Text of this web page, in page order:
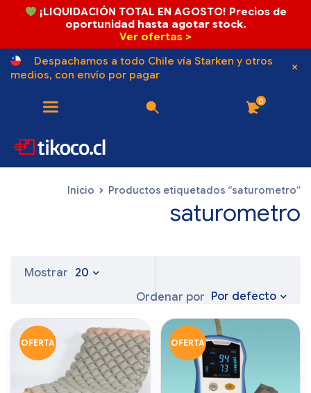
¡LIQUIDACIÓN TOTAL EN AGOSTO! Precios de
oportunidad hasta agotar stock.
Ver ofertas >
Despachamos a todo Chile vía Starken y otros
medios, con envío por pagar
0
Inicio Productos etiquetados “saturometro”
saturometro
Ordenar por Por defecto
Mostrar 20
OFERTA OFERTA